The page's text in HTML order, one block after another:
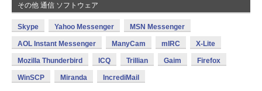
その他 通信 ソフトウェア
Skype Yahoo Messenger MSN Messenger
AOL Instant Messenger ManyCam mIRC X-Lite
Mozilla Thunderbird ICQ Trillian Gaim Firefox
WinSCP Miranda IncrediMail